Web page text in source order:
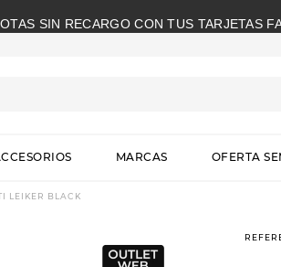
SIN RECARGO CON TUS TARJETAS
MARCAS OFERTA
LEIKER BLACK